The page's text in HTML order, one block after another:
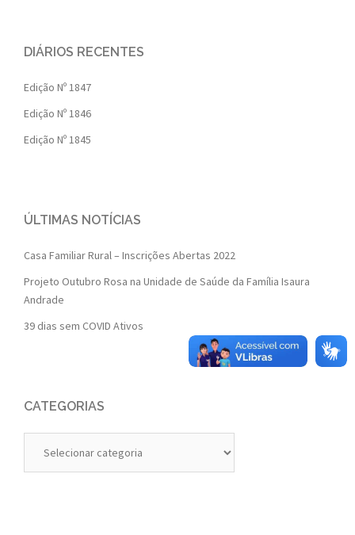
DIÁRIOS RECENTES
Edição Nº 1847
Edição Nº 1846
Edição Nº 1845
ÚLTIMAS NOTÍCIAS
Casa Familiar Rural – Inscrições Abertas 2022
Projeto Outubro Rosa na Unidade de Saúde da Família Isaura
Andrade
39 dias sem COVID Ativos
CATEGORIAS